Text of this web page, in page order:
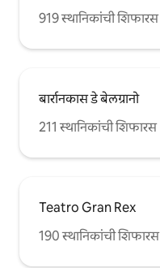
919 स्थानिकांची शिफारस
बार्रानकास डे बेलग्रानो
211 स्थानिकांची शिफारस
Teatro Gran Rex
190 स्थानिकांची शिफारस